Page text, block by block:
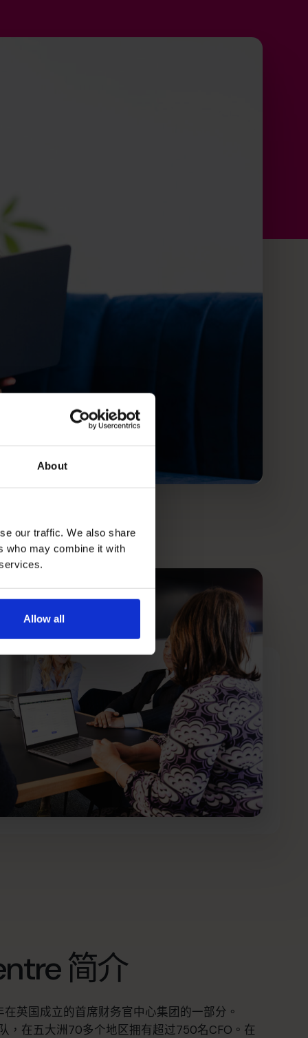
About
our traffic. We also share
who may combine it with
Allow all
简介
英国成立的首席财务官中心集团的一部分。
，在五大洲70多个地区拥有超过750名CFO。在